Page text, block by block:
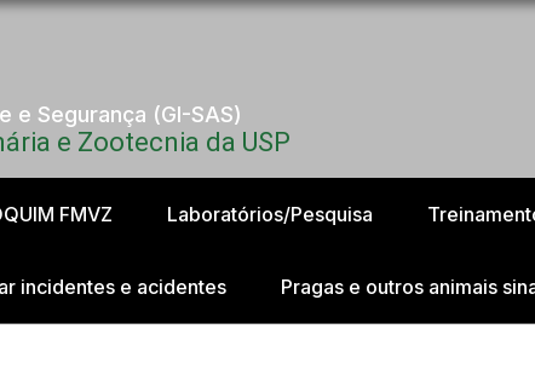
e Segurança (GI-SAS)
e Zootecnia da USP
FMVZ Laboratórios/Pesquisa
incidentes e acidentes Pragas e outros animais